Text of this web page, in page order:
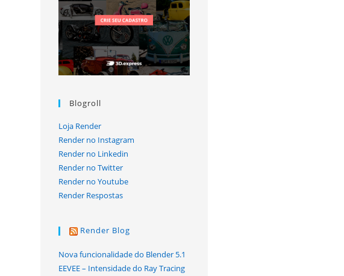
Blogroll
Loja Render
Render no Instagram
Render no Linkedin
Render no Twitter
Render no Youtube
Render Respostas
Render Blog
Nova funcionalidade do Blender 5.1
EEVEE – Intensidade do Ray Tracing